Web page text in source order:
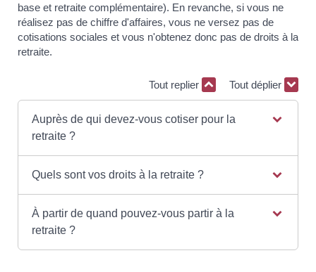
base et retraite complémentaire). En revanche, si vous ne
réalisez pas de chiffre d'affaires, vous ne versez pas de
cotisations sociales et vous n'obtenez donc pas de droits à la
retraite.
Tout replier Tout déplier
Auprès de qui devez-vous cotiser pour la
retraite ?
Quels sont vos droits à la retraite ?
À partir de quand pouvez-vous partir à la
retraite ?